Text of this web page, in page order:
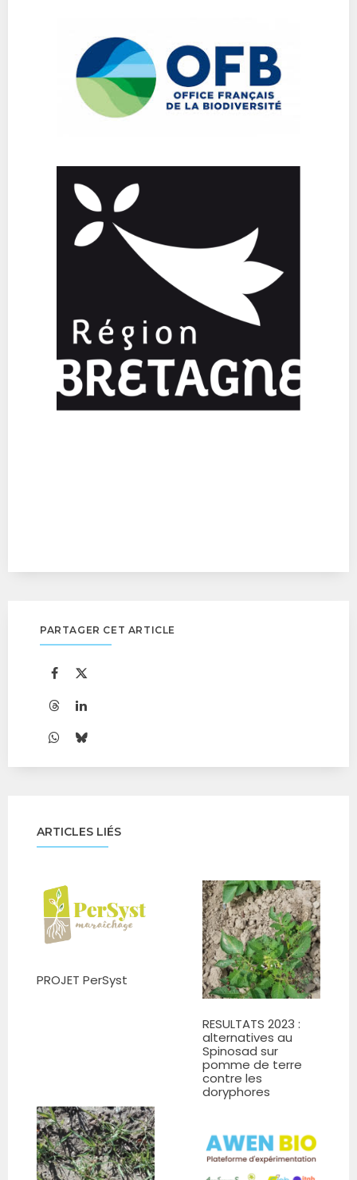
PARTAGER CET ARTICLE
ARTICLES LIÉS
PROJET PerSyst
RESULTATS 2023 :
alternatives au
Spinosad sur
pomme de terre
contre les
doryphores